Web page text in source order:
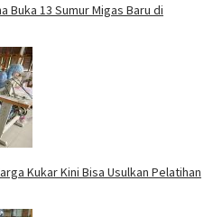
Buka 13 Sumur Migas Baru di
Kukar Kini Bisa Usulkan Pelatihan